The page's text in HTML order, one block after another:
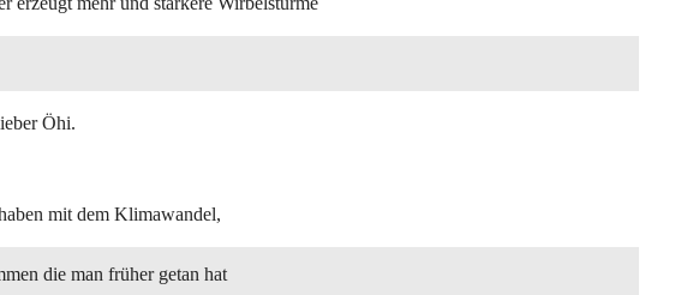
Öhi.
mit dem Klimawandel,
die man früher getan hat